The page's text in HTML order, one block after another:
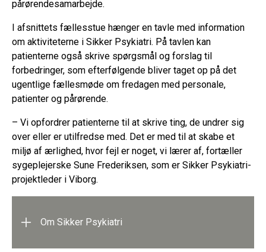
pårørendesamarbejde.
I afsnittets fællesstue hænger en tavle med information
om aktiviteterne i Sikker Psykiatri. På tavlen kan
patienterne også skrive spørgsmål og forslag til
forbedringer, som efterfølgende bliver taget op på det
ugentlige fællesmøde om fredagen med personale,
patienter og pårørende.
– Vi opfordrer patienterne til at skrive ting, de undrer sig
over eller er utilfredse med. Det er med til at skabe et
miljø af ærlighed, hvor fejl er noget, vi lærer af, fortæller
sygeplejerske Sune Frederiksen, som er Sikker Psykiatri-
projektleder i Viborg.
Om Sikker Psykiatri